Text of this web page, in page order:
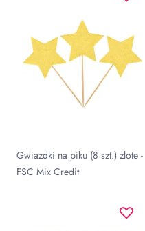
Gwiazdki na piku (8 szt.) złote -
FSC Mix Credit